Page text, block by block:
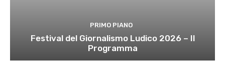
PRIMO PIANO
Festival del Giornalismo Ludico 2026 – Il
Programma